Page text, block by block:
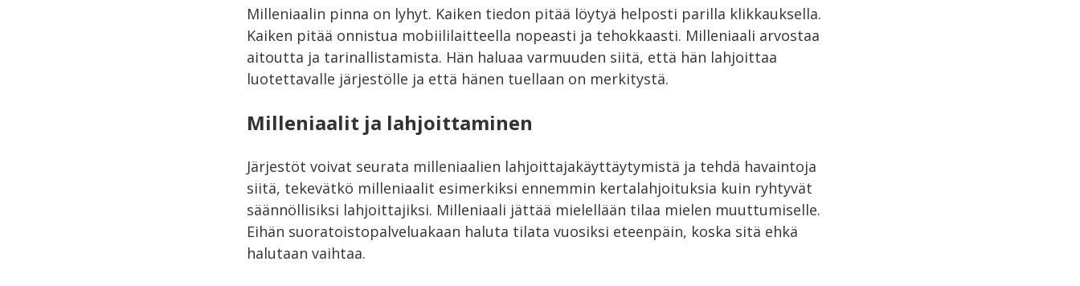
Milleniaalin pinna on lyhyt. Kaiken tiedon pitää löytyä helposti parilla klikkauksella.
Kaiken pitää onnistua mobiililaitteella nopeasti ja tehokkaasti. Milleniaali arvostaa
aitoutta ja tarinallistamista. Hän haluaa varmuuden siitä, että hän lahjoittaa
luotettavalle järjestölle ja että hänen tuellaan on merkitystä.
Milleniaalit ja lahjoittaminen
Järjestöt voivat seurata milleniaalien lahjoittajakäyttäytymistä ja tehdä havaintoja
siitä, tekevätkö milleniaalit esimerkiksi ennemmin kertalahjoituksia kuin ryhtyvät
säännöllisiksi lahjoittajiksi. Milleniaali jättää mielellään tilaa mielen muuttumiselle.
Eihän suoratoistopalveluakaan haluta tilata vuosiksi eteenpäin, koska sitä ehkä
halutaan vaihtaa.